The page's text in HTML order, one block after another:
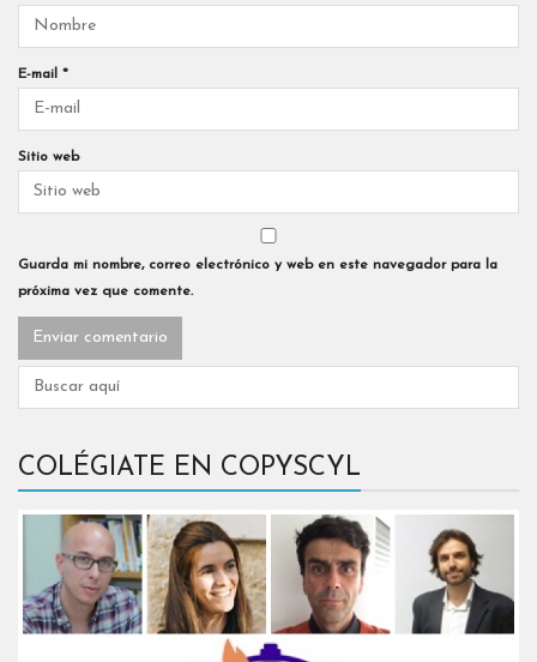
E-mail *
Sitio web
Guarda mi nombre, correo electrónico y web en este navegador para la
próxima vez que comente.
COLÉGIATE EN COPYSCYL